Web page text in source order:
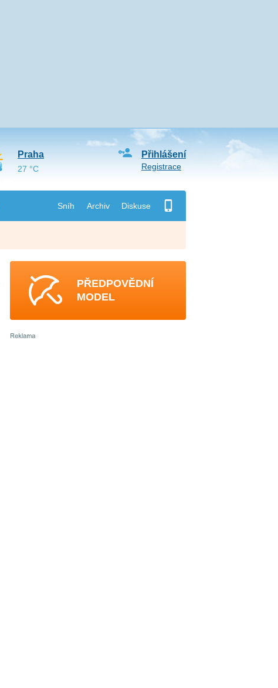
Sníh Archiv Diskuse
Přihlášení
Registrace
Praha
27 °C
PŘEDPOVĚDNÍ
MODEL